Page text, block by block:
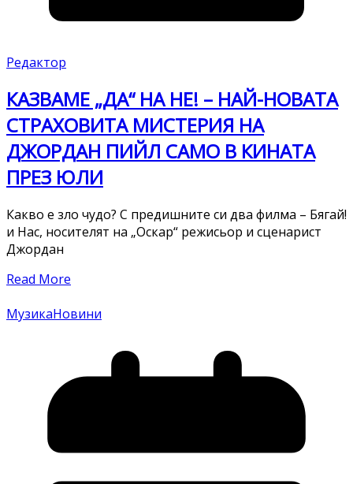
Редактор
КАЗВАМЕ „ДА“ НА НЕ! – НАЙ-НОВАТА
СТРАХОВИТА МИСТЕРИЯ НА
ДЖОРДАН ПИЙЛ САМО В КИНАТА
ПРЕЗ ЮЛИ
Какво е зло чудо? С предишните си два филма – Бягай!
и Нас, носителят на „Оскар“ режисьор и сценарист
Джордан
Read More
МузикаНовини